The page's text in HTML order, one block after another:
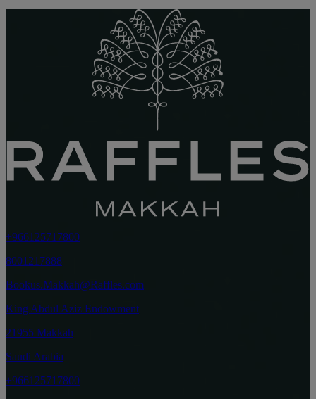
+966125717800
8001217888
Bookus.Makkah@Raffles.com
King Abdul Aziz Endowment
21955 Makkah
Saudi Arabia
+966125717800